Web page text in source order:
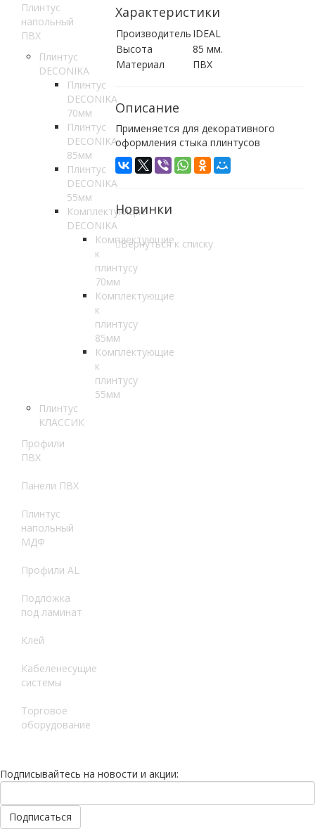
Плинтус
напольный
ПВХ
Плинтус
DECONIKA
Плинтус
DECONIKA
70мм
Плинтус
DECONIKA
85мм
Плинтус
DECONIKA
55мм
Комплектующие
DECONIKA
Комплектующие
к
плинтусу
70мм
Комплектующие
к
плинтусу
85мм
Комплектующие
к
плинтусу
55мм
Плинтус
КЛАССИК
Профили
ПВХ
Панели ПВХ
Плинтус
напольный
МДФ
Профили AL
Подложка
под ламинат
Клей
Кабеленесущие
системы
Торговое
оборудование
Характеристики
Производитель IDEAL
Высота
85 мм.
Материал
ПВХ
Описание
Применяется для декоративного
оформления стыка плинтусов
Новинки
Вернуться к списку
Подписывайтесь на новости и акции: